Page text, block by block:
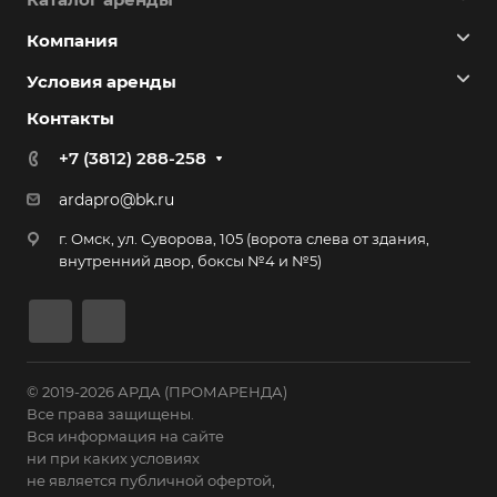
Компания
Условия аренды
Контакты
+7 (3812) 288-258
ardapro@bk.ru
г. Омск, ул. Суворова, 105 (ворота слева от здания,
внутренний двор, боксы №4 и №5)
© 2019-2026 АРДА (ПРОМАРЕНДА)
Все права защищены.
Вся информация на сайте
ни при каких условиях
не является публичной офертой,